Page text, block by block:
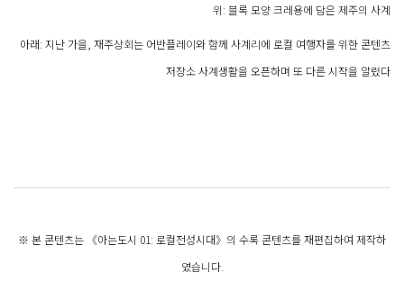
위: 블록 모양 크레용에 담은 제주의 사계
아래: 지난 가을, 재주상회는 어반플레이와 함께 사계리에 로컬 여행자를위한 콘텐츠
저장소 사계생활을 오픈하며 또 다른 시작을 알렸다
※ 본 콘텐츠는 《아는도시 01: 로컬전성시대》의 수록 콘텐츠를 재편집하여 제작하
였습니다.